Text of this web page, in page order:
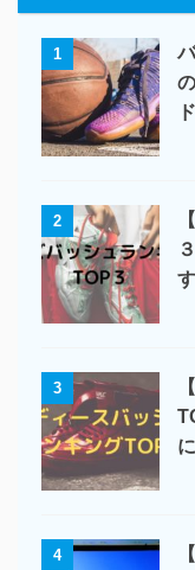
1
ド
2
3
4